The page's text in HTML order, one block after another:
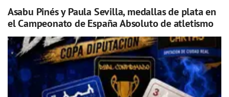
Asabu Pinés y Paula Sevilla, medallas de plata en
el Campeonato de España Absoluto de atletismo